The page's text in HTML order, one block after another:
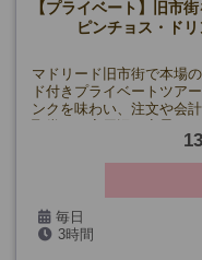
【プライベート】旧市
ピンチョス・ド
マドリード旧市街で本場
ド付きプライベートツア
ンクを味わい、注文や会
毎日
3時間